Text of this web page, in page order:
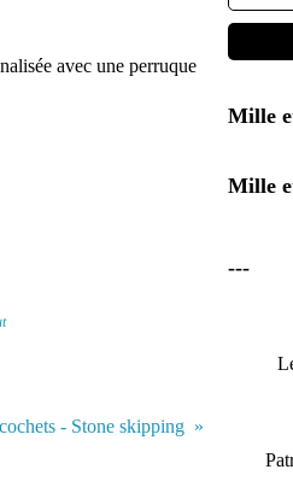
avec une perruque
- Stone skipping
Mille
Mille
---